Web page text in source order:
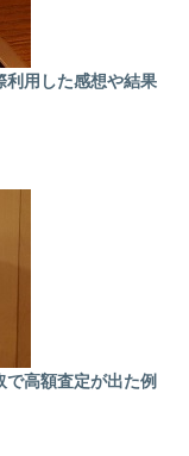
利用した感想や結果
高額査定が出た例